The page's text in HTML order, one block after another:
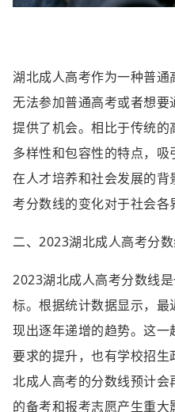
湖北成人高考作为一种普
无法参加普通高考或者想
提供了机会。相比于传统的
多样性和包容性的特点，吸
在人才培养和社会发展的
考分数线的变化对于社会各
二、2023湖北成人高考分
2023湖北成人高考分数线
标。根据统计数据显示，
现出逐年递增的趋势。这
要求的提升，也有学校招
北成人高考的分数线预计
的备考和报考志愿产生重大